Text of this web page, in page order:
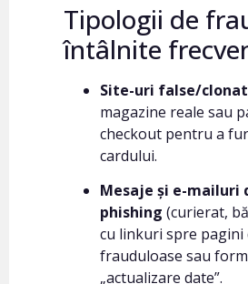
Tipologii de
întâlnite
Site-uri false/
magazine reale sau
checkout pentru a
cardului.
Mesaje și e-mailuri
phishing (curierat,
cu linkuri spre pagini
frauduloase sau
„actualizare date”.